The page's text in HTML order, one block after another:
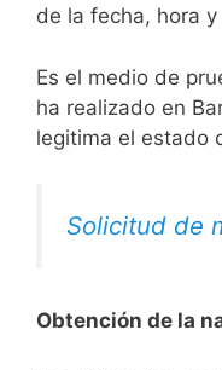
de la fecha, hora
Es el medio de
ha realizado en
legitima el estado
Solicitud de
Obtención de la